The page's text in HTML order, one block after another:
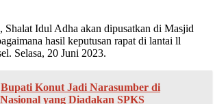
Shalat Idul Adha akan dipusatkan di Masjid
hasil keputusan rapat di lantai ll
Selasa, 20 Juni 2023.
Bupati Konut Jadi Narasumber di
yang Diadakan SPKS